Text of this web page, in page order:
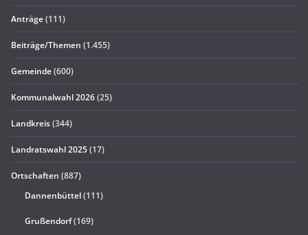
Anträge(111)
Beiträge/Themen (1.455)
Gemeinde(600)
Kommunalwahl 2026(25)
Landkreis(344)
Landratswahl 2025(17)
Ortschaften (887)
Dannenbüttel(111)
Grußendorf(169)